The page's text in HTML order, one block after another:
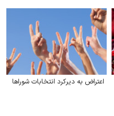
اعتراض به دیرکرد انتخابات شوراها